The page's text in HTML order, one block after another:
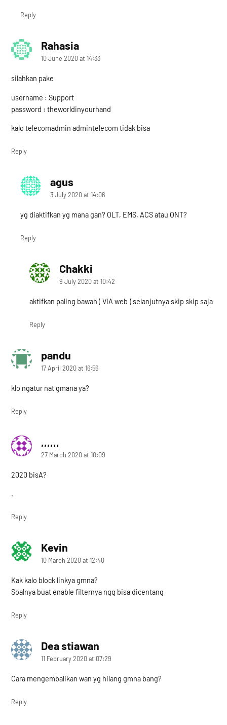
Reply
Rahasiasays:
10 June 2020 at 14:33
silahkan pake
username : Support
password : theworldinyourhand
kalo telecomadmin admintelecom tidak bisa
Reply
agussays:
3 July 2020 at 14:06
yg diaktifkan yg mana gan? OLT, EMS, ACS atau ONT?
Reply
Chakkisays:
9 July 2020 at 10:42
aktifkan paling bawah ( VIA web ) selanjutnya skip skip saja
Reply
pandusays:
17 April 2020 at 16:56
klo ngatur nat gmana ya?
Reply
,,,,,,says:
27 March 2020 at 10:09
2020 bisA?
.
Reply
Kevinsays:
10 March 2020 at 12:40
Kak kalo block linkya gmna?
Soalnya buat enable filternya ngg bisa dicentang
Reply
Dea stiawansays:
11 February 2020 at 07:29
Cara mengembalikan wan yg hilang gmna bang?
Reply